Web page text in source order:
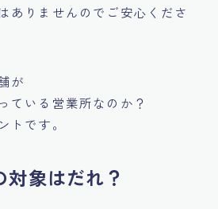
ありませんのでご安心くださ
が
ている営業所なのか？
トです。
象はだれ？